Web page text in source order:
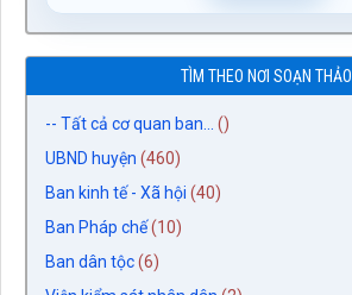
TÌM THEO NƠI SOẠN THẢO
-- Tất cả cơ quan ban...
()
UBND huyện (460)
Ban kinh tế - Xã hội (40)
Ban Pháp chế(10)
Ban dân tộc(6)